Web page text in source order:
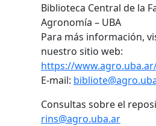
Biblioteca Central de la
Agronomía – UBA
Para más información,
nuestro sitio web:
https://
E-mail:
Consultas sobre el
rins@agro.uba.ar